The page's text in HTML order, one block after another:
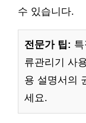
수 있습니다.
전문가 팁:
류관리기 사
용 설명서의
세요.